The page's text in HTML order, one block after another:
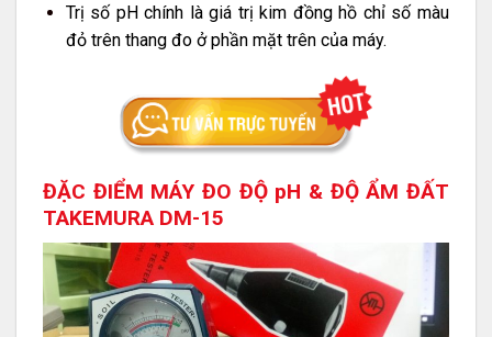
Trị số pH chính là giá trị kim đồng hồ chỉ số màu
đỏ trên thang đo ở phần mặt trên của máy.
ĐẶC ĐIỂM MÁY ĐO ĐỘ pH & ĐỘ ẨM ĐẤT
TAKEMURA DM-15